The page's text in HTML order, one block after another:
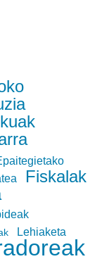
Fiskalak
Lehiaketa